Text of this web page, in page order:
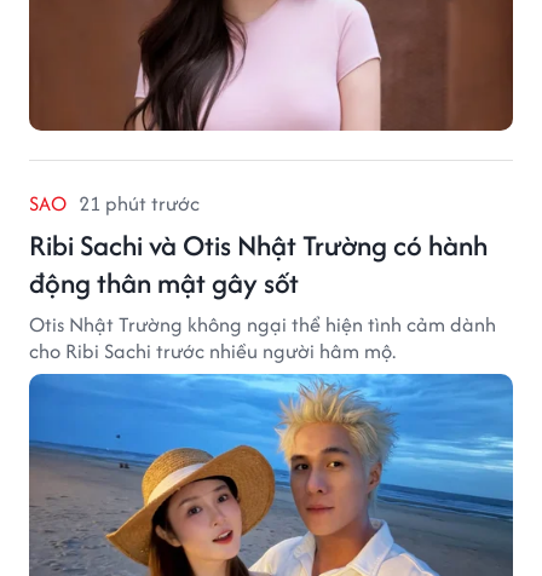
SAO 21 phút trước
Ribi Sachi và Otis Nhật Trường có hành
động thân mật gây sốt
Otis Nhật Trường không ngại thể hiện tình cảm dành
cho Ribi Sachi trước nhiều người hâm mộ.